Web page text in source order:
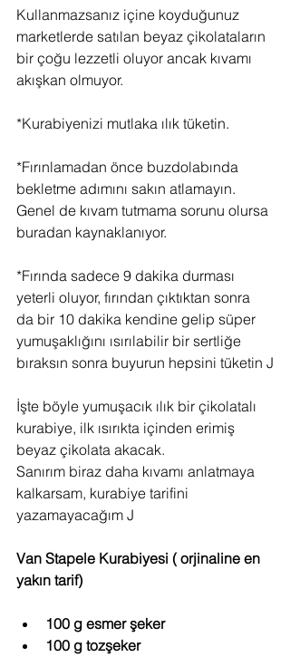
Kullanmazsanız içine koyduğunuz
marketlerde satılan beyaz çikolataların
bir çoğu lezzetli oluyor ancak kıvamı
akışkan olmuyor.
*Kurabiyenizi mutlaka ılık tüketin.
*Fırınlamadan önce buzdolabında
bekletme adımını sakın atlamayın.
Genel de kıvam tutmama sorunu olursa
buradan kaynaklanıyor.
*Fırında sadece 9 dakika durması
yeterli oluyor, fırından çıktıktan sonra
da bir 10 dakika kendine gelip süper
yumuşaklığını ısırılabilir bir sertliğe
bıraksın sonra buyurun hepsini tüketin J
İşte böyle yumuşacık ılık bir çikolatalı
kurabiye, ilk ısırıkta içinden erimiş
beyaz çikolata akacak.
Sanırım biraz daha kıvamı anlatmaya
kalkarsam, kurabiye tarifini
yazamayacağım J
Van Stapele Kurabiyesi ( orjinaline en
yakın tarif)
100 g esmer şeker
100 g tozşeker